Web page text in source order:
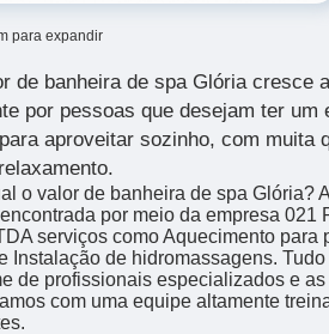
para expandir
de banheira de spa Glória cresce
por pessoas que desejam ter um
aproveitar sozinho, com muita
o valor de banheira de spa Glória?
por meio da empresa 021
serviços como Aquecimento para
Instalação de hidromassagens.
de profissionais especializados e
com uma equipe altamente